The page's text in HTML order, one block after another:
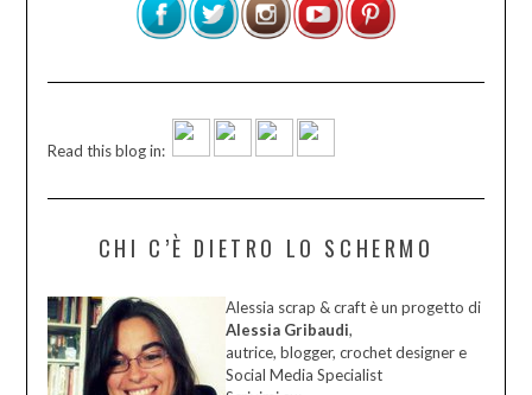
Read this blog in:
CHI C’È DIETRO LO SCHERMO
Alessia scrap & craft è un progetto di
Alessia Gribaudi,
autrice, blogger, crochet designer e
Social Media Specialist